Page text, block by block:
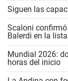
Siguen las
Scaloni
Balerdi en la
Mundial 2026:
horas del inicio